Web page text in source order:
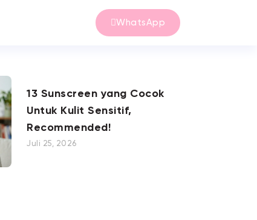
WhatsApp
13 Sunscreen yang Cocok
Untuk Kulit Sensitif,
Recommended!
Juli 25, 2026